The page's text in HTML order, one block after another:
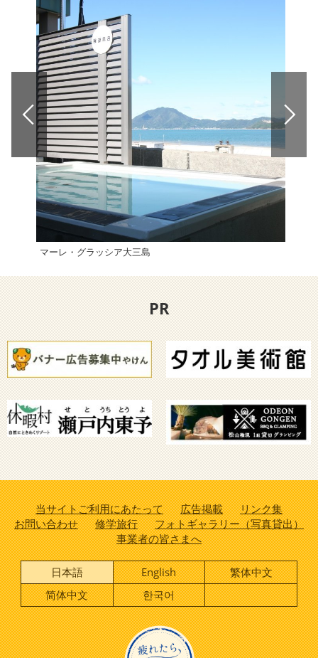
マーレ・グラッシア大三島
PR
当サイトご利用にあたって 広告掲載
リンク集
お問い合わせ
修学旅行
フォトギャラリー（写真貸出）
事業者の皆さまへ
日本語 English
繁体中文
简体中文
한국어